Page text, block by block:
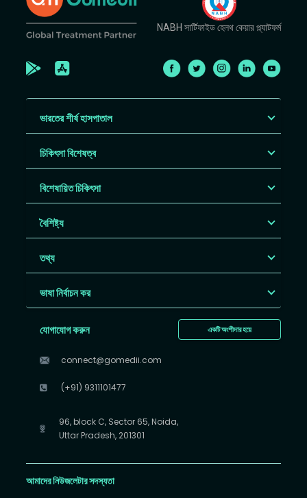
NABH সার্টিফাইড হেলথ কেয়ার প্ল্যাটফর্ম
ভারতের শীর্ষ হাসপাতাল
চিকিৎসা বিশেষত্ব
বিশেষায়িত চিকিৎসা
বৈশিষ্ট্য
তথ্য
ভাষা নির্বাচন কর
একটি অংশীদার হয়ে
যোগাযোগ করুন
connect@gomedii.com
(+91) 9311101477
96, block C, Sector 65, Noida,
Uttar Pradesh, 201301
আমাদের নিউজলেটার সদস্যতা